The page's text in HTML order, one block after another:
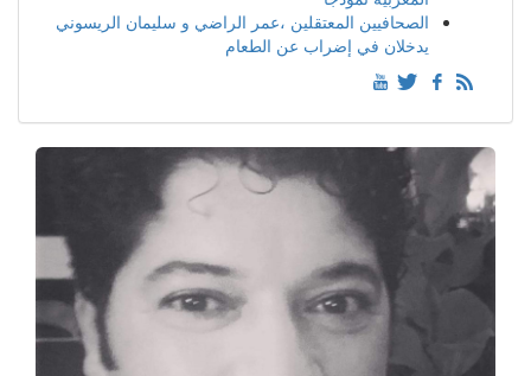
الصحافيين المعتقلين ،عمر الراضي و سليمان الريسوني
يدخلان في إضراب عن الطعام